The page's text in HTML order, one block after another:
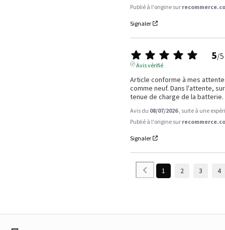
Publié à l'origine sur
Signaler
5/5
Avis vérifié
Article conforme à mes
comme neuf. Dans l'attente,
tenue de charge de la batterie.
Avis du 08/07/2026 , suite à une
Publié à l'origine sur
Signaler
1 2 3 4